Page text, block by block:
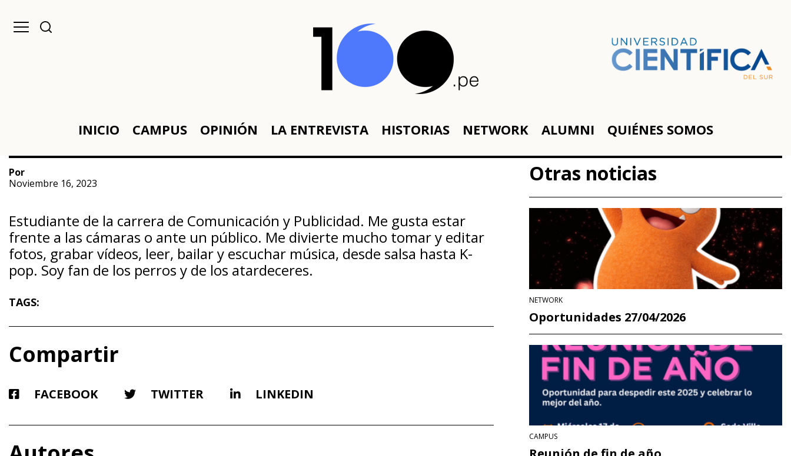
INICIO CAMPUS OPINIÓN LA ENTREVISTA HISTORIAS NETWORK ALUMNI QUIÉNES SOMOS
Por
Noviembre 16, 2023
Estudiante de la carrera de Comunicación y Publicidad. Me gusta estar
frente a las cámaras o ante un público. Me divierte mucho tomar y editar
fotos, grabar vídeos, leer, bailar y escuchar música, desde salsa hasta K-
pop. Soy fan de los perros y de los atardeceres.
TAGS:
Compartir
FACEBOOK TWITTER LINKEDIN
Otras noticias
NETWORK
Oportunidades 27/04/2026
CAMPUS